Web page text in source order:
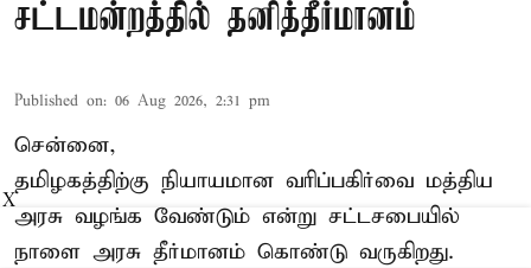
சட்டமன்றத்தில் தனித்தீர்மானம்
Published on: 06 Aug 2026, 2:31 pm
சென்னை,
தமிழகத்திற்கு நியாயமான வரிப்பகிர்வை மத்திய
அரசு வழங்க வேண்டும் என்று சட்டசபையில்
நாளை அரசு தீர்மானம் கொண்டு வருகிறது.
X